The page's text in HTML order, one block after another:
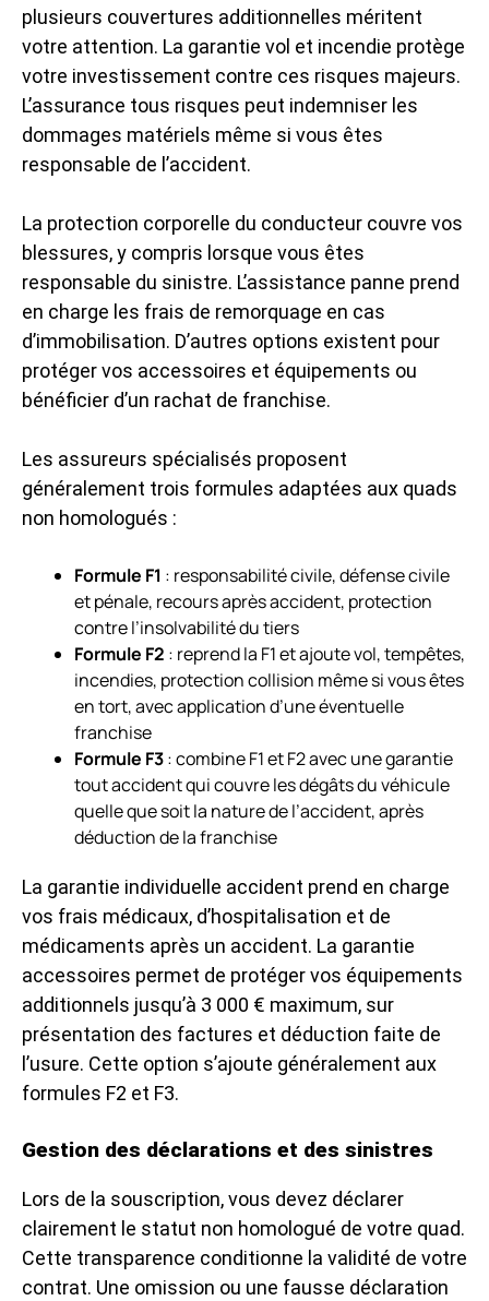
plusieurs couvertures additionnelles méritent
votre attention. La garantie vol et incendie protège
votre investissement contre ces risques majeurs.
L’assurance tous risques peut indemniser les
dommages matériels même si vous êtes
responsable de l’accident.
La protection corporelle du conducteur couvre vos
blessures, y compris lorsque vous êtes
responsable du sinistre. L’assistance panne prend
en charge les frais de remorquage en cas
d’immobilisation. D’autres options existent pour
protéger vos accessoires et équipements ou
bénéficier d’un rachat de franchise.
Les assureurs spécialisés proposent
généralement trois formules adaptées aux quads
non homologués :
Formule F1 : responsabilité civile, défense civile
et pénale, recours après accident, protection
contre l’insolvabilité du tiers
Formule F2 : reprend la F1 et ajoute vol, tempêtes,
incendies, protection collision même si vous êtes
en tort, avec application d’une éventuelle
franchise
Formule F3: combine F1 et F2 avec une garantie
tout accident qui couvre les dégâts du véhicule
quelle que soit la nature de l’accident, après
déduction de la franchise
La garantie individuelle accident prend en charge
vos frais médicaux, d’hospitalisation et de
médicaments après un accident. La garantie
accessoires permet de protéger vos équipements
additionnels jusqu’à 3 000 € maximum, sur
présentation des factures et déduction faite de
l’usure. Cette option s’ajoute généralement aux
formules F2 et F3.
Gestion des déclarations et des sinistres
Lors de la souscription, vous devez déclarer
clairement le statut non homologué de votre quad.
Cette transparence conditionne la validité de votre
contrat. Une omission ou une fausse déclaration